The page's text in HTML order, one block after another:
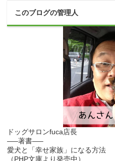
このブログの管理人
ドッグサロンfuca店長
—–著書—–
愛犬と「幸せ家族」になる方法
（PHP文庫より発売中）